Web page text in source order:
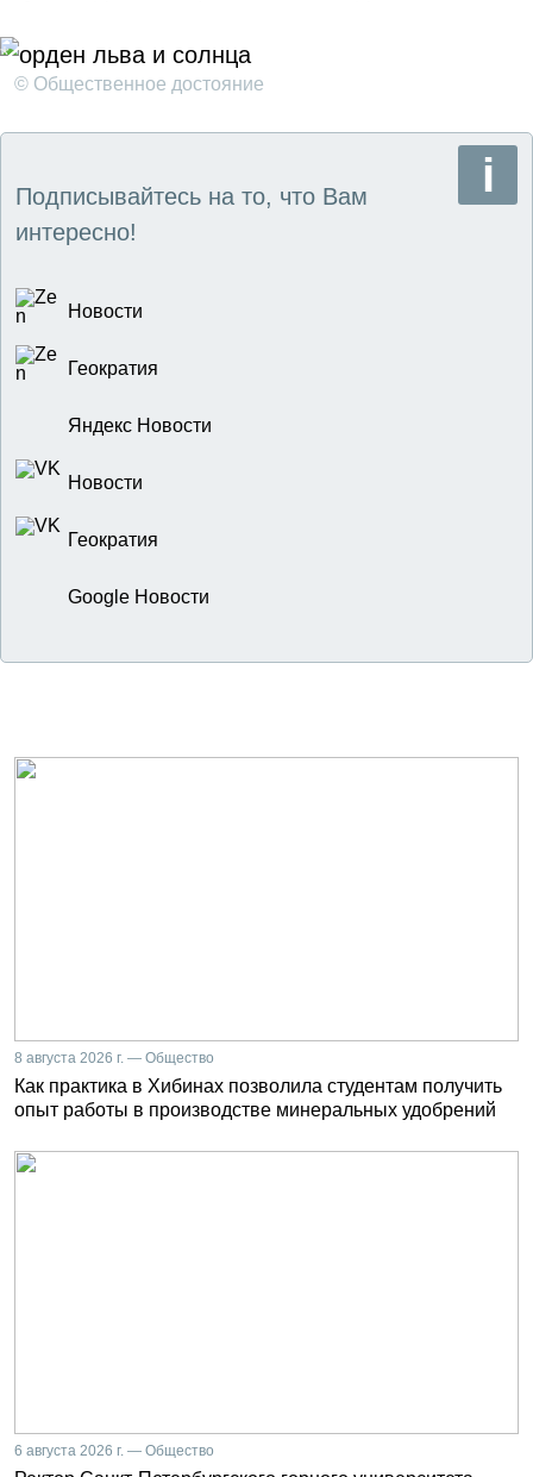
© Общественное достояние
Подписывайтесь на то, что Вам
интересно!
Новости
Геократия
Яндекс Новости
Новости
Геократия
Google Новости
8 августа 2026 г. — Общество
Как практика в Хибинах позволила студентам получить
опыт работы в производстве минеральных удобрений
6 августа 2026 г. — Общество